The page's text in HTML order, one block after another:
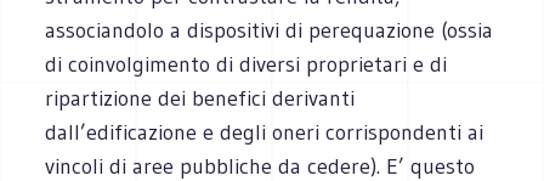
associandolo a dispositivi di perequazione (ossia
di coinvolgimento di diversi proprietari e di
ripartizione dei benefici derivanti
dall’edificazione e degli oneri corrispondenti ai
vincoli di aree pubbliche da cedere). E’ questo